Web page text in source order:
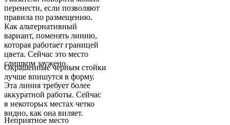
перенести, если позволяют
правила по размещению.
Как альтернативный
вариант, поменять линию,
которая работает границей
цвета. Сейчас это место
слишком заужено.
Окрашенные черным стойки
лучше впишутся в форму.
Эта линия требует более
аккуратной работы. Сейчас
в некоторых местах четко
видно, как она виляет.
Неприятное место